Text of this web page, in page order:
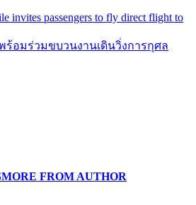
invites passengers to fly direct flight to
ร้อมร่วมขบวนงานเดินวิ่งการกุศล
MORE FROM AUTHOR